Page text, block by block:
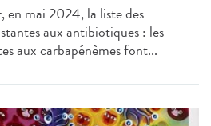
en mai 2024, la liste des
aux antibiotiques : les
aux carbapénèmes font...